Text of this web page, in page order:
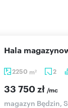
2250 m2 2
Hala
33 750 zł /mc
magazyn Będzin,